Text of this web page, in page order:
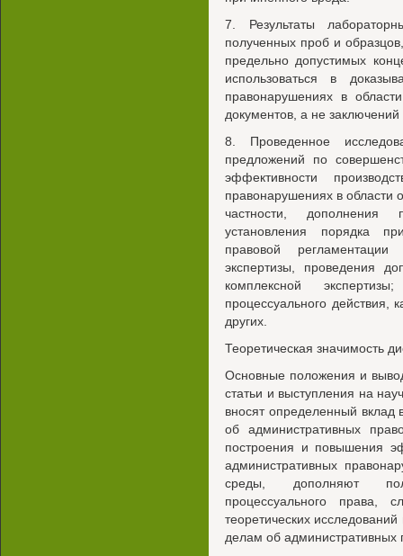
7. Результаты
полученных проб и
предельно допустимых
использоваться в
правонарушениях в
документов, а не заключений
8. Проведенное
предложений по
эффективности
правонарушениях в
частности, дополнения
установления порядка
правовой регламентации
экспертизы, проведения
комплексной
процессуального действия,
других.
Теоретическая значимость
Основные положения и
статьи и выступления на
вносят определенный вклад
об административных
построения и повышения
административных
среды, дополняют
процессуального права,
теоретических
делам об административных